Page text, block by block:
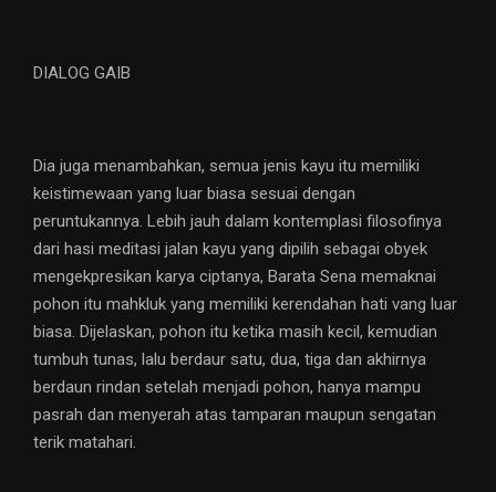
DIALOG GAIB
Dia juga menambahkan, semua jenis kayu itu memiliki
keistimewaan yang luar biasa sesuai dengan
peruntukannya. Lebih jauh dalam kontemplasi filosofinya
dari hasi meditasi jalan kayu yang dipilih sebagai obyek
mengekpresikan karya ciptanya, Barata Sena memaknai
pohon itu mahkluk yang memiliki kerendahan hati vang luar
biasa. Dijelaskan, pohon itu ketika masih kecil, kemudian
tumbuh tunas, lalu berdaur satu, dua, tiga dan akhirnya
berdaun rindan setelah menjadi pohon, hanya mampu
pasrah dan menyerah atas tamparan maupun sengatan
terik matahari.